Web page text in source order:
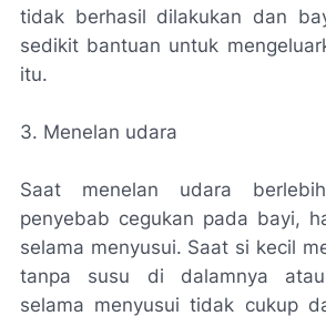
tidak berhasil dilakukan dan
sedikit bantuan untuk
itu.
3. Menelan udara
Saat menelan udara
penyebab cegukan pada bayi,
selama menyusui. Saat si kecil
tanpa susu di dalamnya
selama menyusui tidak cukup